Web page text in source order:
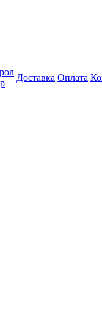
Доставка Оплата